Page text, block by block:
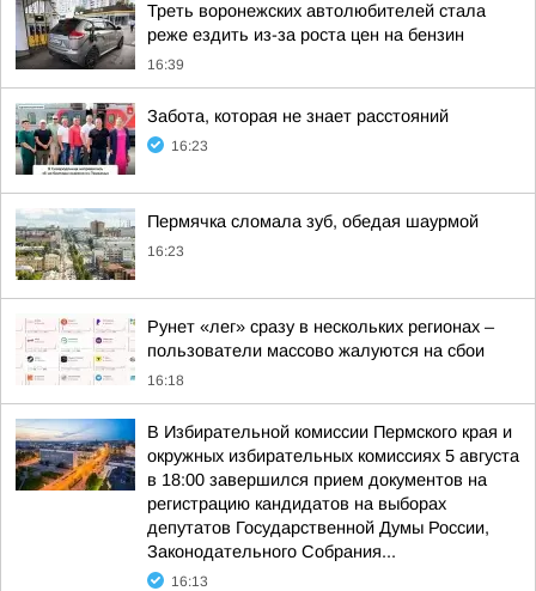
Треть воронежских автолюбителей стала
реже ездить из-за роста цен на бензин
16:39
Забота, которая не знает расстояний
16:23
Пермячка сломала зуб, обедая шаурмой
16:23
Рунет «лег» сразу в нескольких регионах –
пользователи массово жалуются на сбои
16:18
В Избирательной комиссии Пермского края и
окружных избирательных комиссиях 5 августа
в 18:00 завершился прием документов на
регистрацию кандидатов на выборах
депутатов Государственной Думы России,
Законодательного Собрания...
16:13